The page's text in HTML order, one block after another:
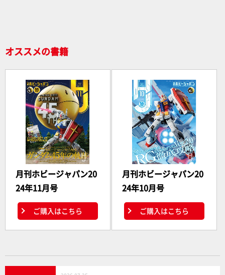
オススメの書籍
月刊ホビージャパン20
24年11月号
ご購入はこちら
月刊ホビージャパン20
24年10月号
ご購入はこちら